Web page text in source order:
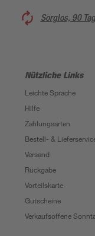
Sorglos, 90
Nützliche Links
Leichte Sprache
Hilfe
Zahlungsarten
Bestell- &
Versand
Rückgabe
Vorteilskarte
Gutscheine
Verkaufsoffene